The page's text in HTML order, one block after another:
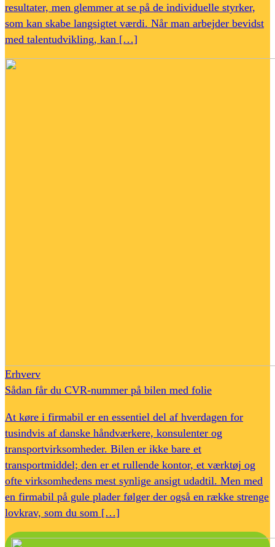
resultater, men glemmer at se på de individuelle styrker,
som kan skabe langsigtet værdi. Når man arbejder bevidst
med talentudvikling, kan […]
Erhverv
Sådan får du CVR-nummer på bilen med folie
At køre i firmabil er en essentiel del af hverdagen for
tusindvis af danske håndværkere, konsulenter og
transportvirksomheder. Bilen er ikke bare et
transportmiddel; den er et rullende kontor, et værktøj og
ofte virksomhedens mest synlige ansigt udadtil. Men med
en firmabil på gule plader følger der også en række strenge
lovkrav, som du som […]